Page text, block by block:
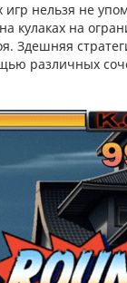
нельзя не
кулаках на
Здешняя
различных